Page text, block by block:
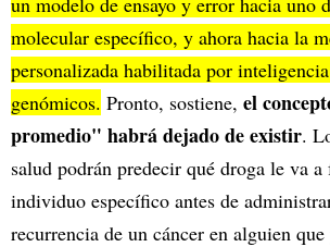
molecular específico, y ahora hacia la
personalizada habilitada por
genómicos. Pronto, sostiene, el
promedio" habrá dejado de existir.
salud podrán predecir qué droga le va
individuo específico antes de
recurrencia de un cáncer en alguien